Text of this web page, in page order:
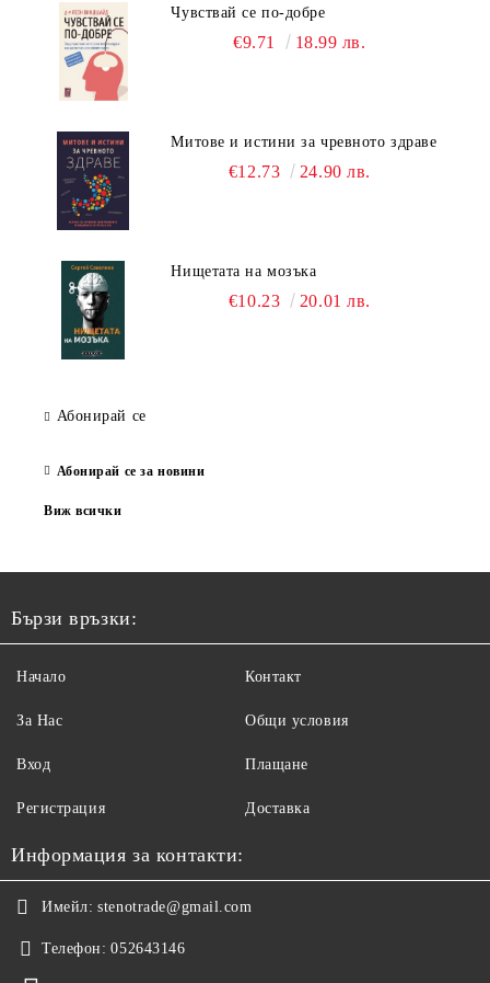
Чувствай се по-добре
€9.71 18.99 лв.
Митове и истини за чревното здраве
€12.73 24.90 лв.
Нищетата на мозъка
€10.23 20.01 лв.
Абонирай се
Абонирай се за новини
Виж всички
Бързи връзки:
Начало
За Нас
Вход
Регистрация
Контакт
Общи условия
Плащане
Доставка
Информация за контакти:
Имейл: stenotrade@gmail.com
Телефон: 052643146